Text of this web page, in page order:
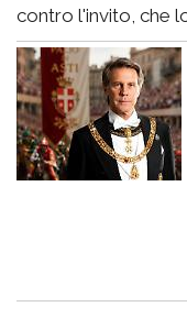
contro l'invito, che